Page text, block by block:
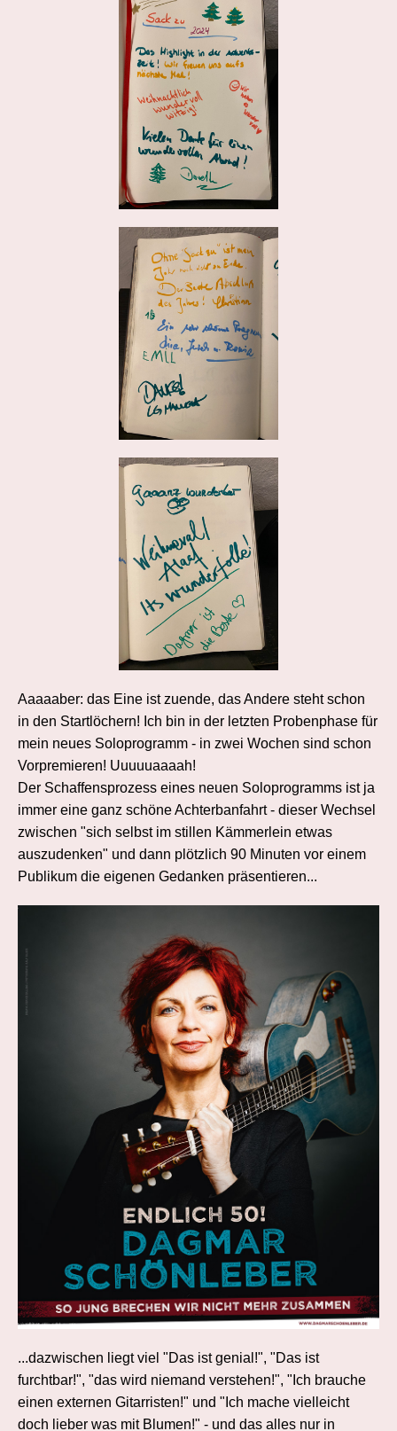
Aaaaaber: das Eine ist zuende, das Andere steht schon
in den Startlöchern! Ich bin in der letzten Probenphase für
mein neues Soloprogramm - in zwei Wochen sind schon
Vorpremieren! Uuuuuaaaah!
Der Schaffensprozess eines neuen Soloprogramms ist ja
immer eine ganz schöne Achterbanfahrt - dieser Wechsel
zwischen "sich selbst im stillen Kämmerlein etwas
auszudenken" und dann plötzlich 90 Minuten vor einem
Publikum die eigenen Gedanken präsentieren...
...dazwischen liegt viel "Das ist genial!", "Das ist
furchtbar!", "das wird niemand verstehen!", "Ich brauche
einen externen Gitarristen!" und "Ich mache vielleicht
doch lieber was mit Blumen!" - und das alles nur in